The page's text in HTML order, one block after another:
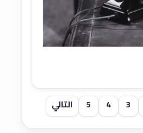
3
4
5 التالي